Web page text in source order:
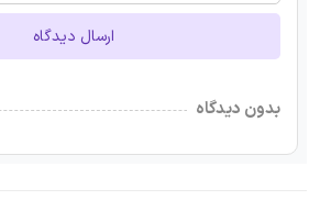
ارسال دیدگاه
بدون دیدگاه